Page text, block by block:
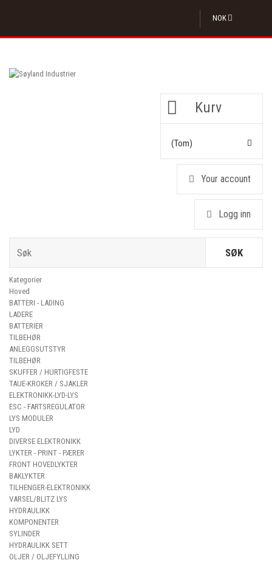
NOK
Kurv
(tom)
Your account
Logg inn
SØK
Kategorier
Hoved
BATTERI - LADING
LADERE
BATTERIER
TILBEHØR
ANLEGGSUTSTYR
TILBEHØR
SKUFFER / HURTIGFESTE
TAUE-KROKER / SJAKLER
ELEKTRONIKK-LYD-LYS
ESC - FARTSREGULATOR
LYS MODULER
LYD
DIVERSE ELEKTRONIKK
LYKTER - PRINT - PÆRER
FRONT HOVEDLYKTER
BAKLYKTER
TILHENGER-ELEKTRONIKK
VARSEL/BLITZ LYS
HYDRAULIKK
KOMPONENTER
SYLINDER
HYDRAULIKK SETT
OLJER / OLJEFYLLING